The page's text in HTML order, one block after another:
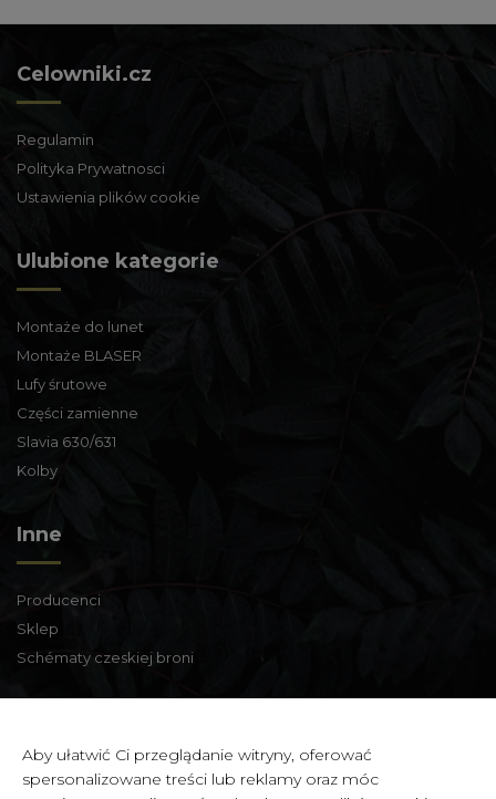
Celowniki.cz
Regulamin
Polityka Prywatnosci
Ustawienia plików cookie
Ulubione kategorie
Montaże do lunet
Montaże BLASER
Lufy śrutowe
Części zamienne
Slavia 630/631
Kolby
Inne
Producenci
Sklep
Schématy czeskiej broni
Aby ułatwić Ci przeglądanie witryny, oferować
spersonalizowane treści lub reklamy oraz móc